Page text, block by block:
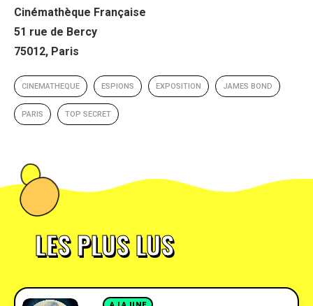
Cinémathèque Française
51 rue de Bercy
75012, Paris
CINEMATHEQUE ESPIONS EXPOSITION JAMES BOND
PARIS TOP SECRET
LES PLUS LUS